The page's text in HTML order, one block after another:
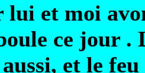
et moi
ce jour .
et le